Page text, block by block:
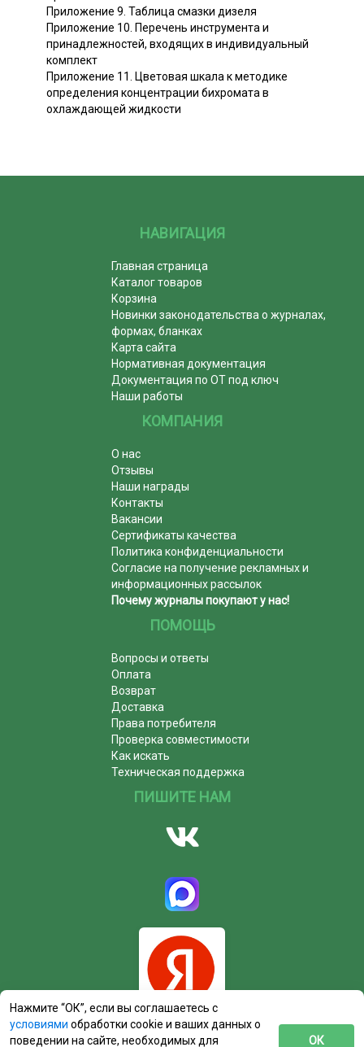
Приложение 9. Таблица смазки дизеля
Приложение 10. Перечень инструмента и
принадлежностей, входящих в индивидуальный
комплект
Приложение 11. Цветовая шкала к методике
определения концентрации бихромата в
охлаждающей жидкости
НАВИГАЦИЯ
Главная страница
Каталог товаров
Корзина
Новинки законодательства о журналах,
формах, бланках
Карта сайта
Нормативная документация
Документация по ОТ под ключ
Наши работы
КОМПАНИЯ
О нас
Отзывы
Наши награды
Контакты
Вакансии
Сертификаты качества
Политика конфиденциальности
Согласие на получение рекламных и
информационных рассылок
Почему журналы покупают у нас!
ПОМОЩЬ
Вопросы и ответы
Оплата
Возврат
Доставка
Права потребителя
Проверка совместимости
Как искать
Техническая поддержка
ПИШИТЕ НАМ
Нажмите “ОК”, если вы соглашаетесь с
условиями обработки cookie и ваших данных о
поведении на сайте, необходимых для
ОК